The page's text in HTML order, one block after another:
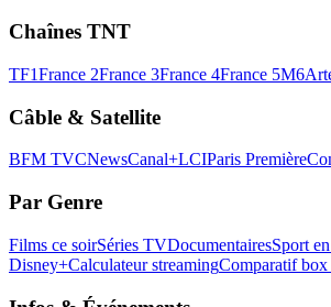
Chaînes TNT
TF1France 2France 3France 4France 5M6
Câble & Satellite
BFM TVCNewsCanal+LCIParis Première
Par Genre
Films ce soirSéries TVDocumentairesSport
Disney+Calculateur streamingComparatif